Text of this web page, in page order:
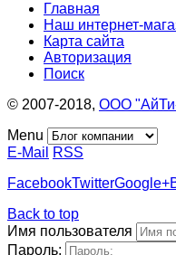
Главная
Наш интернет-
Карта сайта
Авторизация
Поиск
© 2007-2018, ООО
Menu
E-Mail
RSS
FacebookTwitterGoogle+
Back to top
Имя пользователя
Пароль: